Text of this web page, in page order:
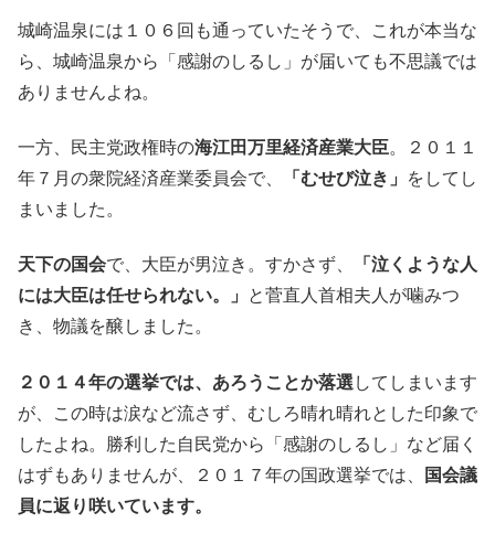
城崎温泉には１０６回も通っていたそうで、これが本当な
ら、城崎温泉から「感謝のしるし」が届いても不思議では
ありませんよね。
一方、民主党政権時の海江田万里経済産業大臣。２０１１
年７月の衆院経済産業委員会で、
「むせび泣き」
をしてし
まいました。
天下の国会で、大臣が男泣き。すかさず、
「泣くような人
には大臣は任せられない。」
と菅直人首相夫人が噛みつ
き、物議を醸しました。
２０１４年の選挙では、あろうことか落選 してしまいます
が、この時は涙など流さず、むしろ晴れ晴れとした印象で
したよね。勝利した自民党から「感謝のしるし」など届く
はずもありませんが、２０１７年の国政選挙では、
国会議
員に返り咲いています。